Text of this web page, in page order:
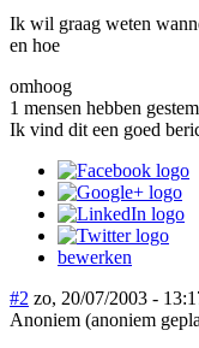
Ik wil graag weten
en hoe
omhoog
1 mensen hebben
Ik vind dit een goed
bewerken
#2 zo, 20/07/2003 -
Anoniem (anoniem